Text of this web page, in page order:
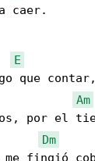
caer.
E
que contar,
Am
Dm